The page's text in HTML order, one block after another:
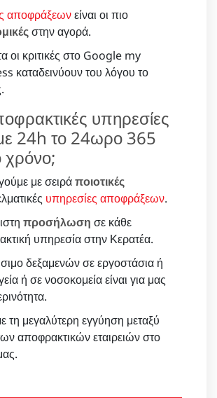
αποφράξεωνείναι οι πιο
στην αγορά.
οι κριτικές στο Google my
καταδεινύουν του λόγου το
υπηρεσίες
24h το 24ωρο 365
χρόνο;
με σειράποιοτικές
υπηρεσίες αποφράξεων.
προσήλωση σε κάθε
υπηρεσία στην Κερατέα.
δεξαμενών σε εργοστάσια ή
ή σε νοσοκομεία είναι για μας
τη μεγαλύτερη εγγύηση μεταξύ
αποφρακτικών εταιρειών στο